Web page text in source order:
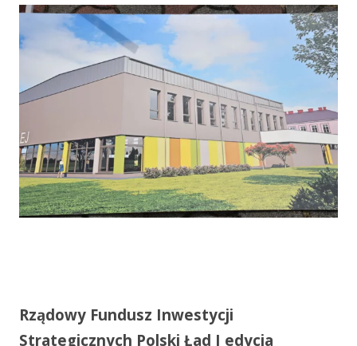
Rządowy Fundusz Inwestycji
Strategicznych Polski Ład I edycja